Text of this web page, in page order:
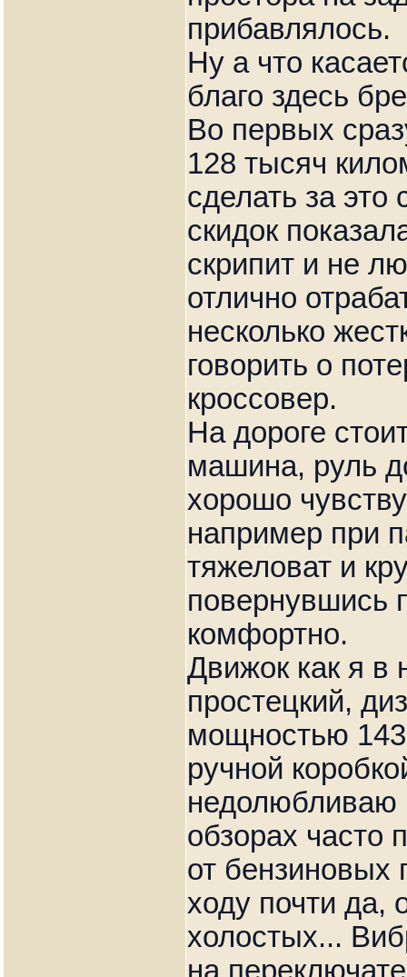
прибавлялось.
Ну а что
благо здесь
Во первых
128 тысяч
сделать за это
скидок
скрипит и не
отлично
несколько
говорить о
кроссовер.
На дороге
машина, руль
хорошо
например при
тяжеловат и
повернувшись
комфортно.
Движок как я в
простецкий,
мощностью 143
ручной
недолюбливаю
обзорах часто
от бензиновых
ходу почти да,
холостых...